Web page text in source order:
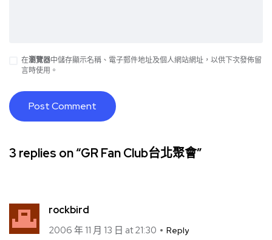
在瀏覽器中儲存顯示名稱、電子郵件地址及個人網站網址，以供下次發佈留
言時使用。
3 replies on “GR Fan Club台北聚會”
rockbird
2006 年 11 月 13 日 at 21:30 Reply